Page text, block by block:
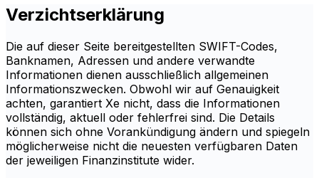
Verzichtserklärung
Die auf dieser Seite bereitgestellten SWIFT-Codes,
Banknamen, Adressen und andere verwandte
Informationen dienen ausschließlich allgemeinen
Informationszwecken. Obwohl wir auf Genauigkeit
achten, garantiert Xe nicht, dass die Informationen
vollständig, aktuell oder fehlerfrei sind. Die Details
können sich ohne Vorankündigung ändern und spiegeln
möglicherweise nicht die neuesten verfügbaren Daten
der jeweiligen Finanzinstitute wider.